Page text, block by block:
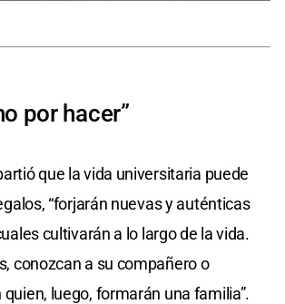
por hacer”
que la vida universitaria puede
“forjarán nuevas y auténticas
cultivarán a lo largo de la vida.
conozcan a su compañero o
luego, formarán una familia”.